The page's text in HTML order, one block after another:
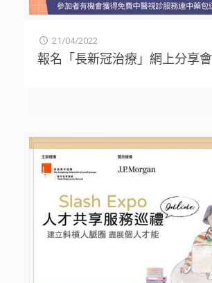
21/04/2022
報名「長新冠治療」網上分享會